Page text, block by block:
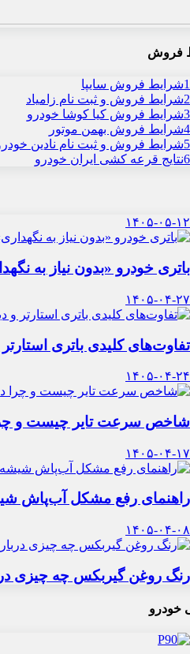
فروش
1شرایط فروش سایپا
2شرایط فروش و ثبت نام زامیاد
3شرایط فروش کیا کوشا خودرو
4شرایط فروش بهمن موتور
5شرایط فروش و ثبت نام نادین
6نتایج قرعه کشی ایران خودرو
۱۴۰۵-۰۵-۱۲
باتری خودرو «بدون نیاز به
۱۴۰۵-۰۴-۲۷
تفاوت‌های کلیدی باتری
۱۴۰۵-۰۴-۲۴
شاخص سرعت تایر چیست و چرا
۱۴۰۵-۰۴-۱۷
راهنمای رفع مشکل آب‌پاش
۱۴۰۵-۰۴-۰۸
رنگ روغن گیربکس چه چیزی
خودرو